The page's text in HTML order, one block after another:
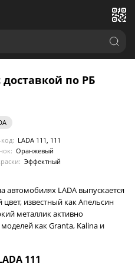
доставкой по РБ
LADA 111, 111
Оранжевый
Эффектный
автомобилях LADA выпускается
известный как Апельсин
металлик активно
как Granta, Kalina и
111